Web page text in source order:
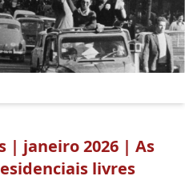
| janeiro 2026 | As
livres